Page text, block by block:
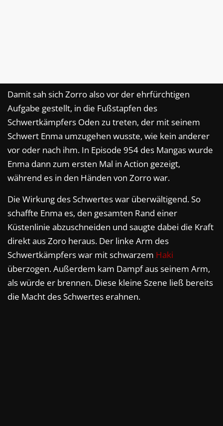
Damit sah sich Zorro also vor der ehrfürchtigen
Aufgabe gestellt, in die Fußstapfen des
Schwertkämpfers Oden zu treten, der mit seinem
Schwert Enma umzugehen wusste, wie kein anderer
vor oder nach ihm. In Episode 954 des Mangas wurde
Enma dann zum ersten Mal in Action gezeigt,
während es in den Händen von Zorro war.
Die Wirkung des Schwertes war überwältigend. So
schaffte Enma es, den gesamten Rand einer
Küstenlinie abzuschneiden und saugte dabei die Kraft
direkt aus Zoro heraus. Der linke Arm des
Schwertkämpfers war mit schwarzem Haki
überzogen. Außerdem kam Dampf aus seinem Arm,
als würde er brennen. Diese kleine Szene ließ bereits
die Macht des Schwertes erahnen.